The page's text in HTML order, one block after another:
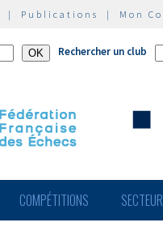
| Publications | Mon
Rechercher un club
COMPÉTITIONS